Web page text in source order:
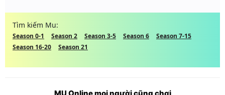
Tìm kiếm Mu:
Season 0-1 Season 2 Season 3-5 Season 6
Season 7-15
Season 16-20
Season 21